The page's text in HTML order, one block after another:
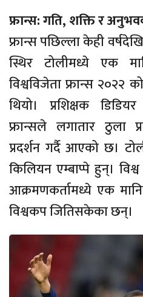
फ्रान्स: गति, शक्ति र
फ्रान्स पछिल्ला केही
स्थिर टोलीमध्ये एक
विश्वविजेता फ्रान्स २०२२
थियो। प्रशिक्षक
फ्रान्सले लगातार ठुला
प्रदर्शन गर्दै आएको छ।
किलियन एम्बाप्पे हुन्।
आक्रमणकर्तामध्ये एक
विश्वकप जितिसकेका छन्।